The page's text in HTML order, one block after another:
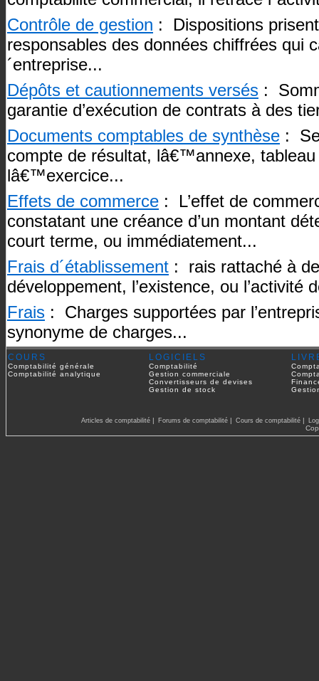
Contrôle de gestion : Dispositions
responsables des données chiffrées qui
´entreprise...
Dépôts et cautionnements versés :
garantie d’exécution de contrats à des
Documents comptables de synthèse :
compte de résultat, lâ€™annexe,
lâ€™exercice...
Effets de commerce : L’effet de
constatant une créance d’un montant
court terme, ou immédiatement...
Frais d´établissement : rais rattaché à
développement, l’existence, ou l’activité
Frais : Charges supportées par
synonyme de charges...
COURS
Comptabilité générale
Comptabilité analytique
LOGICIELS
Comptabilité
Gestion commerciale
Convertisseurs de devises
Gestion de stock
Articles de comptabilité| Forums de comptabilité| Cours de comptabilité|